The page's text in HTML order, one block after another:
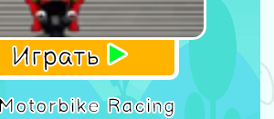
Играть
Racing